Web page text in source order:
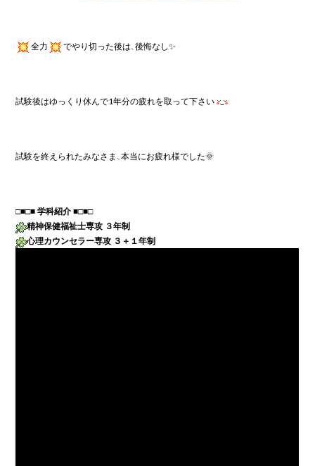
全力 でやり切った後は、後悔なし✨
試験後はゆっくり休んで1年分の疲れを取って下さい
試験を終えられたみなさま、本当にお疲れ様でした🌞
□■□■ 学科紹介
■□■□
精神保健福祉士専攻 ３年制
心理カウンセラー専攻 ３＋１年制